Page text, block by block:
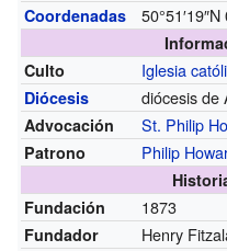
Coordenadas 50°51′19″N
Culto
Iglesia
Diócesis diócesis de
Advocación St. Philip
Patrono Philip
Fundación
1873
Fundador Henry